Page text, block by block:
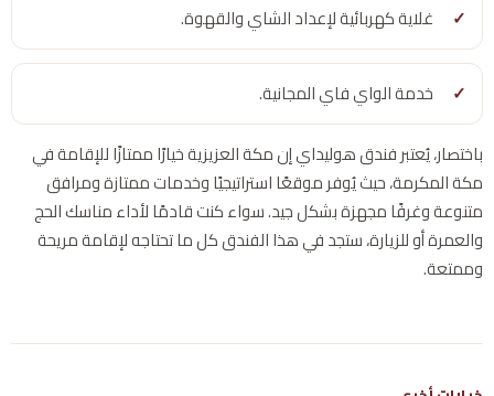
غلاية كهربائية لإعداد الشاي والقهوة.
خدمة الواي فاي المجانية.
باختصار، يُعتبر فندق هوليداي إن مكة العزيزية خيارًا ممتازًا للإقامة في
مكة المكرمة، حيث يُوفر موقعًا استراتيجيًا وخدمات ممتازة ومرافق
متنوعة وغرفًا مجهزة بشكل جيد. سواء كنت قادمًا لأداء مناسك الحج
والعمرة أو للزيارة، ستجد في هذا الفندق كل ما تحتاجه لإقامة مريحة
وممتعة.